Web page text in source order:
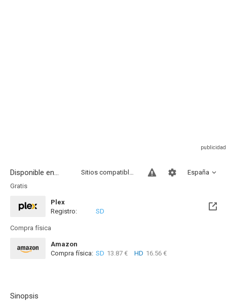
Disponible en... España
Sitios compatibles
Gratis
Plex
Registro:
SD
Compra física
Amazon
Compra física: SD 13.87 € HD 16.56 €
Sinopsis